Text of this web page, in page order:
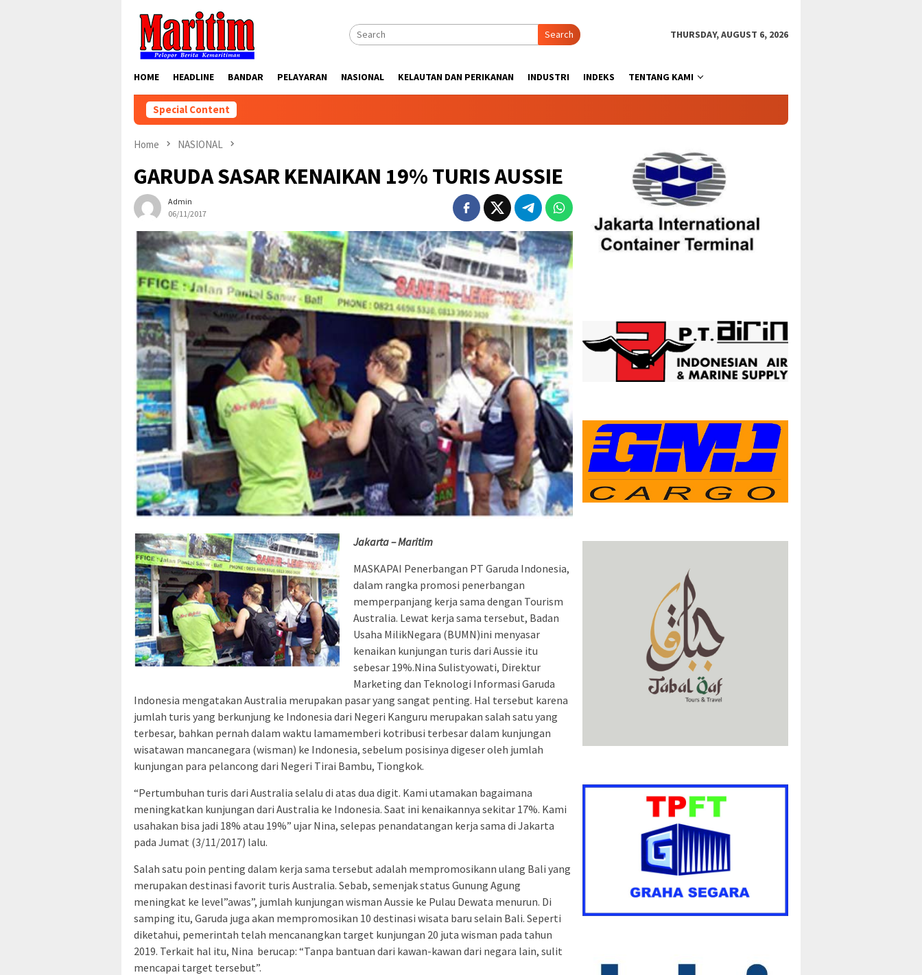
content
Search THURSDAY, AUGUST 6, 2026
HOME HEADLINE BANDAR PELAYARAN NASIONAL KELAUTAN DAN PERIKANAN INDUSTRI INDEKS TENTANG KAMI
Special Content
Home NASIONAL
GARUDA SASAR KENAIKAN 19% TURIS AUSSIE
Admin
06/11/2017
Jakarta – Maritim
MASKAPAI Penerbangan PT Garuda Indonesia,
dalam rangka promosi penerbangan
memperpanjang kerja sama dengan Tourism
Australia. Lewat kerja sama tersebut, Badan
Usaha MilikNegara (BUMN)ini menyasar
kenaikan kunjungan turis dari Aussie itu
sebesar 19%.Nina Sulistyowati, Direktur
Marketing dan Teknologi Informasi Garuda
Indonesia mengatakan Australia merupakan pasar yang sangat penting. Hal tersebut karena
jumlah turis yang berkunjung ke Indonesia dari Negeri Kanguru merupakan salah satu yang
terbesar, bahkan pernah dalam waktu lamamemberi kotribusi terbesar dalam kunjungan
wisatawan mancanegara (wisman) ke Indonesia, sebelum posisinya digeser oleh jumlah
kunjungan para pelancong dari Negeri Tirai Bambu, Tiongkok.
“Pertumbuhan turis dari Australia selalu di atas dua digit. Kami utamakan bagaimana
meningkatkan kunjungan dari Australia ke Indonesia. Saat ini kenaikannya sekitar 17%. Kami
usahakan bisa jadi 18% atau 19%” ujar Nina, selepas penandatangan kerja sama di Jakarta
pada Jumat (3/11/2017) lalu.
Salah satu poin penting dalam kerja sama tersebut adalah mempromosikann ulang Bali yang
merupakan destinasi favorit turis Australia. Sebab, semenjak status Gunung Agung
meningkat ke level”awas”, jumlah kunjungan wisman Aussie ke Pulau Dewata menurun. Di
samping itu, Garuda juga akan mempromosikan 10 destinasi wisata baru selain Bali. Seperti
diketahui, pemerintah telah mencanangkan target kunjungan 20 juta wisman pada tahun
2019. Terkait hal itu, Nina berucap: “Tanpa bantuan dari kawan-kawan dari negara lain, sulit
mencapai target tersebut”.